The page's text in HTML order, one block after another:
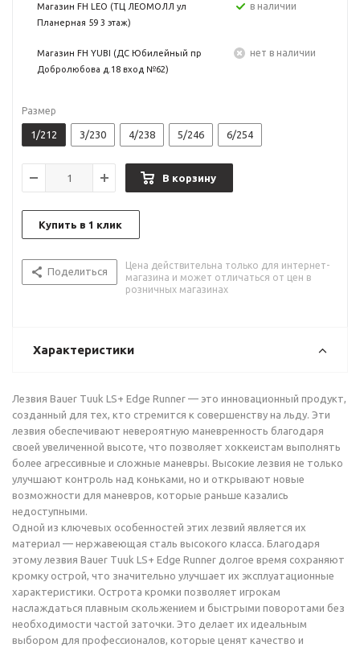
Магазин FH LEO (ТЦ ЛЕОМОЛЛ ул
Планерная 59 3 этаж)
в наличии
Магазин FH YUBI (ДС Юбилейный пр
Добролюбова д.18 вход №62)
Нет в наличии
Размер
1/212 3/230 4/238 5/246 6/254
В корзину
Купить в 1 клик
Поделиться
Цена действительна только для интернет-
магазина и может отличаться от цен в
розничных магазинах
Характеристики
Лезвия Bauer Tuuk LS+ Edge Runner — это инновационный продукт,
созданный для тех, кто стремится к совершенству на льду. Эти
лезвия обеспечивают невероятную маневренность благодаря
своей увеличенной высоте, что позволяет хоккеистам выполнять
более агрессивные и сложные маневры. Высокие лезвия не только
улучшают контроль над коньками, но и открывают новые
возможности для маневров, которые раньше казались
недоступными.
Одной из ключевых особенностей этих лезвий является их
материал — нержавеющая сталь высокого класса. Благодаря
этому лезвия Bauer Tuuk LS+ Edge Runner долгое время сохраняют
кромку острой, что значительно улучшает их эксплуатационные
характеристики. Острота кромки позволяет игрокам
наслаждаться плавным скольжением и быстрыми поворотами без
необходимости частой заточки. Это делает их идеальным
выбором для профессионалов, которые ценят качество и